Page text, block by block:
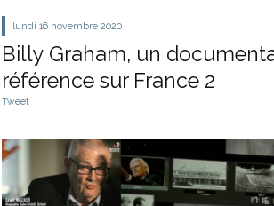
lundi 16 novembre 2020
Billy Graham, un
référence sur France 2
Tweet